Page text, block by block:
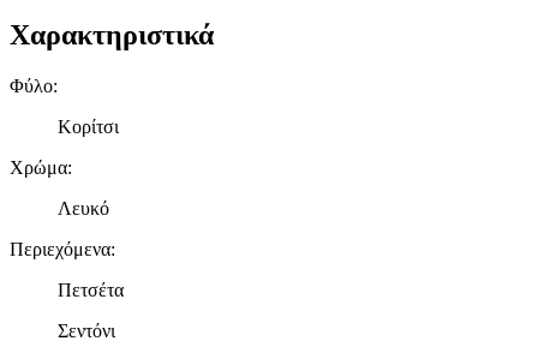
Χαρακτηριστικά
Φύλο:
Κορίτσι
Χρώμα:
Λευκό
Περιεχόμενα:
Πετσέτα
Σεντόνι